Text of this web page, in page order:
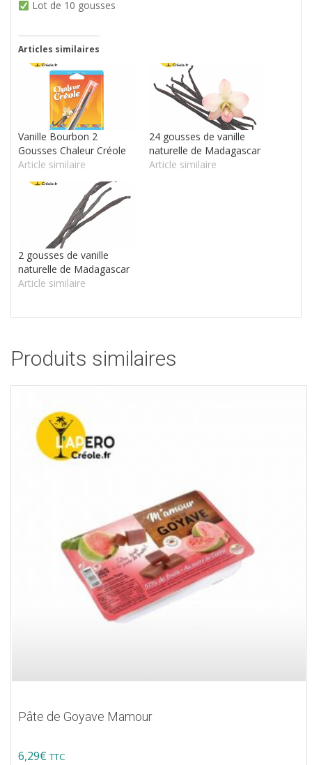
Lot de 10 gousses
Articles similaires
Vanille Bourbon 2
Gousses Chaleur Créole
Article similaire
24 gousses de vanille
naturelle de Madagascar
Article similaire
2 gousses de vanille
naturelle de Madagascar
Article similaire
Produits similaires
Pâte de Goyave Mamour
6,29€ TTC